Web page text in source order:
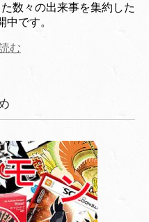
数々の出来事を集約した
中です。
む